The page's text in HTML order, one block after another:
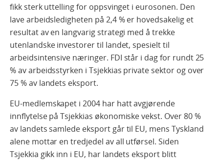
fikk sterk uttelling for oppsvinget i eurosonen. Den
lave arbeidsledigheten på 2,4 % er hovedsakelig et
resultat av en langvarig strategi med å trekke
utenlandske investorer til landet, spesielt til
arbeidsintensive næringer. FDI står i dag for rundt 25
% av arbeidsstyrken i Tsjekkias private sektor og over
75 % av landets eksport.
EU-medlemskapet i 2004 har hatt avgjørende
innflytelse på Tsjekkias økonomiske vekst. Over 80 %
av landets samlede eksport går til EU, mens Tyskland
alene mottar en tredjedel av all utførsel. Siden
Tsjekkia gikk inn i EU, har landets eksport blitt